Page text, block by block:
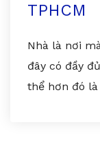
TPHCM
Nhà là nơi
đây có đầy
thể hơn đó